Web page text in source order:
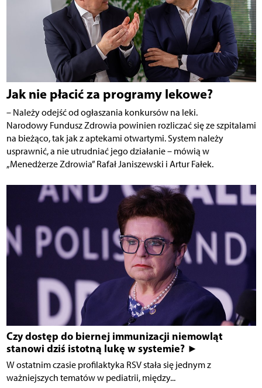
Jak nie płacić za programy lekowe?
– Należy odejść od ogłaszania konkursów na leki.
Narodowy Fundusz Zdrowia powinien rozliczać się ze szpitalami
na bieżąco, tak jak z aptekami otwartymi. System należy
usprawnić, a nie utrudniać jego działanie – mówią w
„Menedżerze Zdrowia” Rafał Janiszewski i Artur Fałek.
Czy dostęp do biernej immunizacji niemowląt
stanowi dziś istotną lukę w systemie? ►
W ostatnim czasie profilaktyka RSV stała się jednym z
ważniejszych tematów w pediatrii, między...